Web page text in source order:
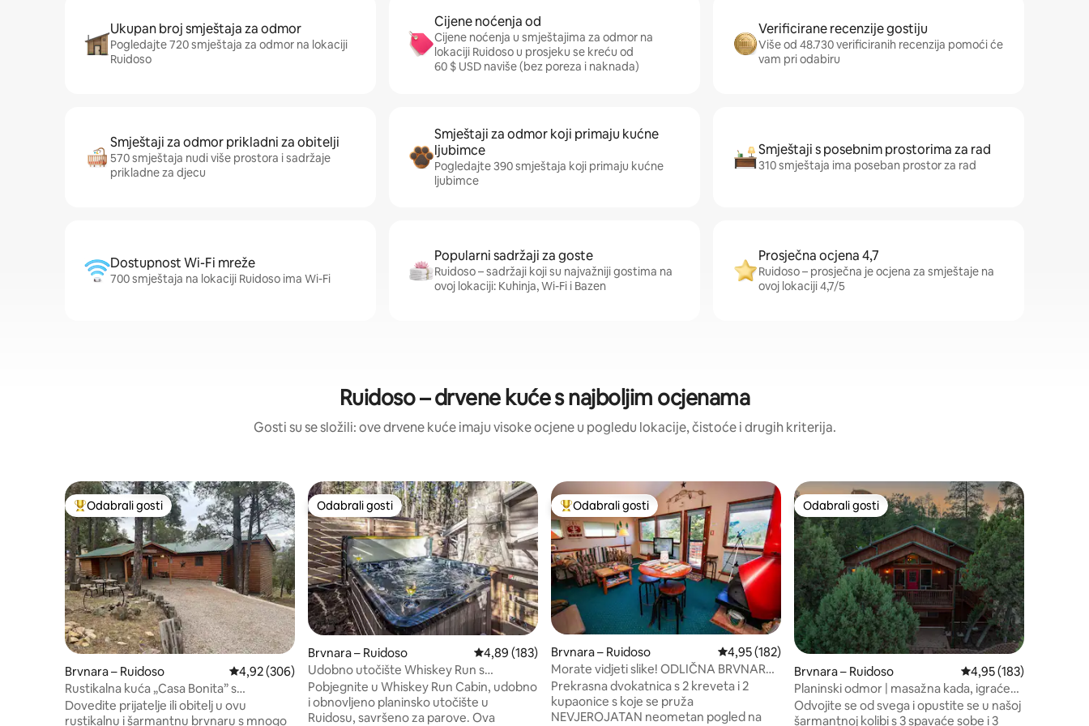
Ukupan broj smještaja za odmor
Pogledajte 720 smještaja za odmor na lokaciji
Ruidoso
Cijene noćenja od
Cijene noćenja u smještajima za odmor na
lokaciji Ruidoso u prosjeku se kreću od
60 $ USD naviše (bez poreza i naknada)
Verificirane recenzije gostiju
Više od 48.730 verificiranih recenzija pomoći će
vam pri odabiru
Smještaji za odmor prikladni za obitelji
570 smještaja nudi više prostora i sadržaje
prikladne za djecu
Smještaji za odmor koji primaju kućne
ljubimce
Pogledajte 390 smještaja koji primaju kućne
ljubimce
Smještaji s posebnim prostorima za rad
310 smještaja ima poseban prostor za rad
Dostupnost Wi-Fi mreže
700 smještaja na lokaciji Ruidoso ima Wi-Fi
Popularni sadržaji za goste
Ruidoso – sadržaji koji su najvažniji gostima na
ovoj lokaciji: Kuhinja, Wi-Fi i Bazen
Prosječna ocjena 4,7
Ruidoso – prosječna je ocjena za smještaje na
ovoj lokaciji 4,7/5
Ruidoso – drvene kuće s najboljim ocjenama
Gosti su se složili: ove drvene kuće imaju visoke ocjene u pogledu lokacije, čistoće i drugih kriterija.
Među najviše rangiranima s oznakom „Odabrali gosti”
Odabrali gosti
Brvnara – Ruidoso Prosječna ocjena: 4,92/5, recenzija: 306
4,92 (306)
Rustikalna kuća „Casa Bonita” s
masažnom kadom
Dovedite prijatelje ili obitelj u ovu
rustikalnu i šarmantnu brvnaru s mnogo
Odabrali gosti
Odabrali gosti
Brvnara – Ruidoso Prosječna ocjena: 4,89/5, recenzija: 183
4,89 (183)
Udobno utočište Whiskey Run s
masažnom kadom + pješačenje do grada
Pobjegnite u Whiskey Run Cabin, udobno
i obnovljeno planinsko utočište u
Ruidosu, savršeno za parove. Ova
Među najviše rangiranima s oznakom „Odabrali gosti”
Odabrali gosti
Brvnara – Ruidoso Prosječna ocjena: 4,95/5, recenzija: 182
4,95 (182)
Morate vidjeti slike! ODLIČNA BRVNARA
S ODLIČNIM POGLEDOM + Wi-Fi
Prekrasna dvokatnica s 2 kreveta i 2
kupaonice s koje se pruža
NEVJEROJATAN neometan pogled na
Odabrali gosti
Odabrali gosti
Brvnara – Ruidoso Prosječna ocjena:
4,95 (183)
Planinski odmor | masažna kada, igraće
automate i planinarenje
Odvojite se od svega i opustite se u našoj
šarmantnoj kolibi s 3 spavaće sobe i 3